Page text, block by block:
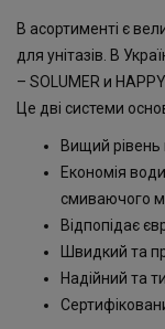
В асортименті є
для унітазів. В
– SOLUMER и
Це дві системи
Вищий рівень
Економія
смиваючого
Відпопідає
Швидкий та
Надійний та